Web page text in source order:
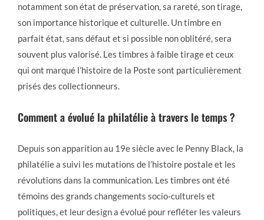
notamment son état de préservation, sa rareté, son tirage,
son importance historique et culturelle. Un timbre en
parfait état, sans défaut et si possible non oblitéré, sera
souvent plus valorisé. Les timbres à faible tirage et ceux
qui ont marqué l’histoire de la Poste sont particulièrement
prisés des collectionneurs.
Comment a évolué la philatélie à travers le temps ?
Depuis son apparition au 19e siècle avec le Penny Black, la
philatélie a suivi les mutations de l’histoire postale et les
révolutions dans la communication. Les timbres ont été
témoins des grands changements socio-culturels et
politiques, et leur design a évolué pour refléter les valeurs